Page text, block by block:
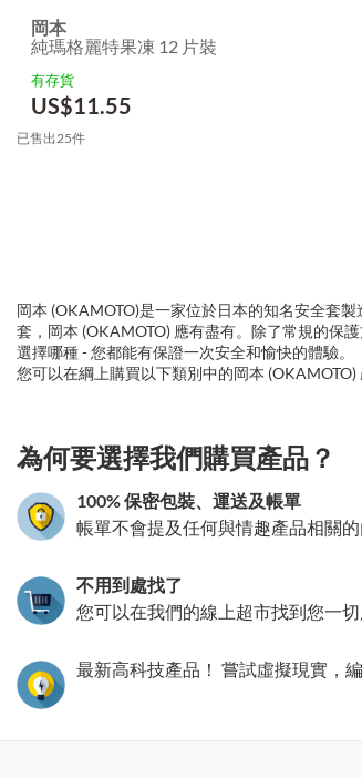
岡本
純瑪格麗特果凍 12 片裝
有存貨
US$11.55
已售出25件
岡本 (OKAMOTO)是一家位於日本的知名安全套
套，岡本 (OKAMOTO) 應有盡有。除了常規的保
選擇哪種 - 您都能有保證一次安全和愉快的體驗。
您可以在綱上購買以下類別中的岡本 (OKAMOTO)
為何要選擇我們購買產品？
100% 保密包裝、運送及帳單
帳單不會提及任何與情趣產品相關
不用到處找了
您可以在我們的線上超市找到您一切
最新高科技產品！ 嘗試虛擬現實，